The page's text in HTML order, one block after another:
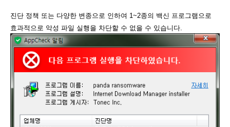
진단 정책 또는 다양한 변종으로 인하여 1~2종의 백신 프로그램으로
효과적으로 악성 파일 실행을 차단할 수 없을 수 있습니다.